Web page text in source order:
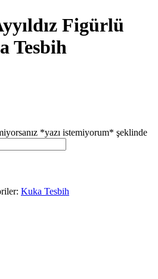
Figürlü
Tesbih
*yazı istemiyorum* şeklinde
Kuka Tesbih